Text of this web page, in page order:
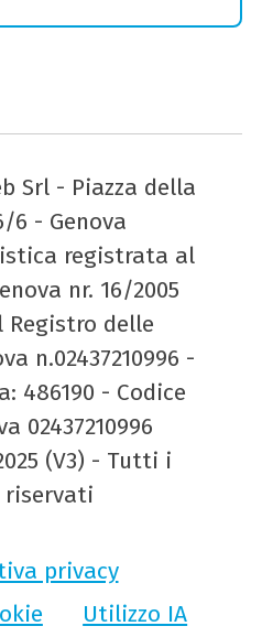
Srl - Piazza della
- Genova
registrata al
nr. 16/2005
Registro delle
n.02437210996 -
486190 - Codice
02437210996
(V3) - Tutti i
privacy
Utilizzo IA